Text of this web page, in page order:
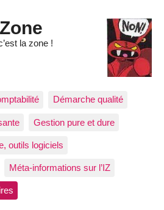
la zone !
Démarche qualité
Gestion pure et dure
outils logiciels
Méta-informations sur l’IZ